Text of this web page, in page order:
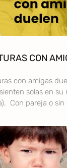
CON
con amigas
solas en
Con pareja o sin